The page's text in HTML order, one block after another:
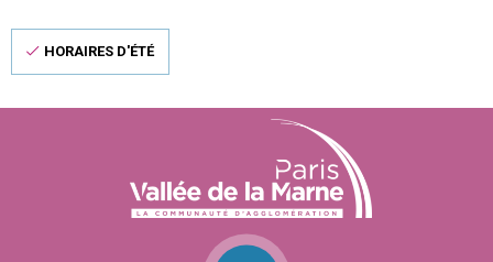
HORAIRES D'ÉTÉ